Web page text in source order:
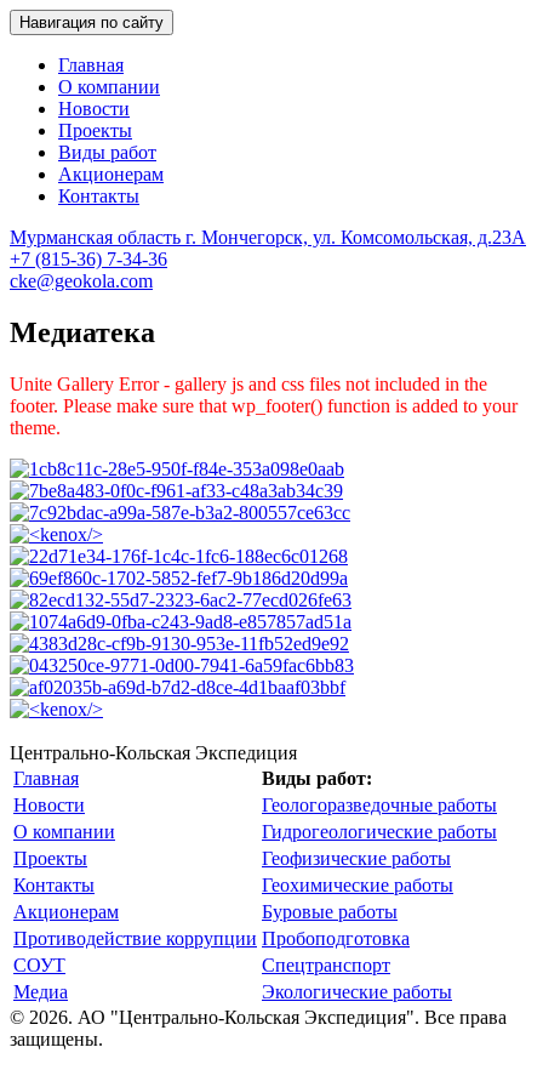
Навигация по сайту
Главная
О компании
Новости
Проекты
Виды работ
Акционерам
Контакты
Геологоразведка, Мончегорск
Центрально-Кольская Экспедиция
Мурманская область г. Мончегорск, ул. Комсомольская, д.23А
+7 (815-36) 7-34-36
cke@geokola.com
Медиатека
Unite Gallery Error - gallery js and css files not included in the
footer. Please make sure that wp_footer() function is added to your
theme.
Центрально-Кольская Экспедиция
Главная
Виды работ:
Новости
Геологоразведочные работы
О компании
Гидрогеологические работы
Проекты
Геофизические работы
Контакты
Геохимические работы
Акционерам
Буровые работы
Противодействие коррупции Пробоподготовка
СОУТ
Спецтранспорт
Медиа
Экологические работы
© 2026. АО "Центрально-Кольская Экспедиция". Все права
защищены.